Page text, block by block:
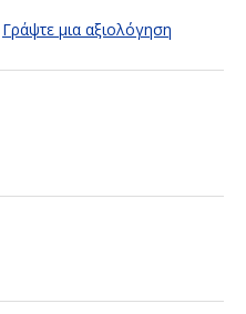
Γράψτε μια αξιολόγηση